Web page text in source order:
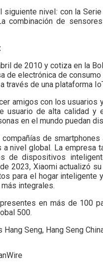
siguiente nivel : con la
combinación de
de 2010 y cotiza en la
de electrónica de
través de una plataforma
amigos con los
usuario de alta calidad
en el mundo puedan
de
nivel global. La empresa
de dispositivos
2023, Xiaomi actualizó
para el hogar inteligente
integrales.
en más de 100
500.
Seng, Hang Seng